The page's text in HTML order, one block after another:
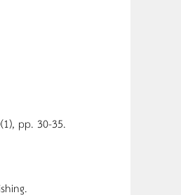
pp. 30-35.